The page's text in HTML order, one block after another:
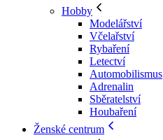
Hobby
Modelářství
Včelařství
Rybaření
Letectví
Automobilismus
Adrenalin
Sběratelství
Houbaření
Ženské centrum